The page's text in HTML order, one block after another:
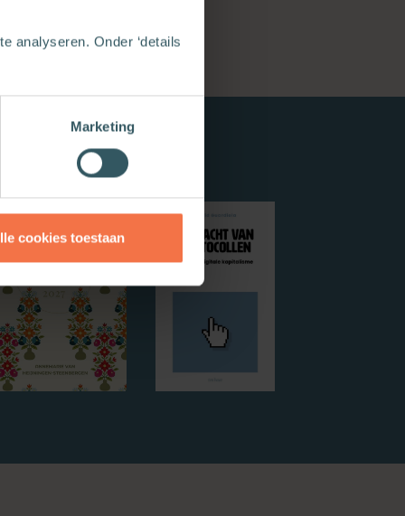
analyseren. Onder ‘details
Marketing
cookies toestaan